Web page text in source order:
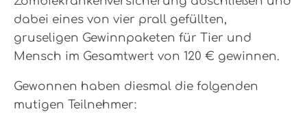
dabei eines von vier prall gefüllten,
gruseligen Gewinnpaketen für Tier und
Mensch im Gesamtwert von 120 € gewinnen.
Gewonnen haben diesmal die folgenden
mutigen Teilnehmer: